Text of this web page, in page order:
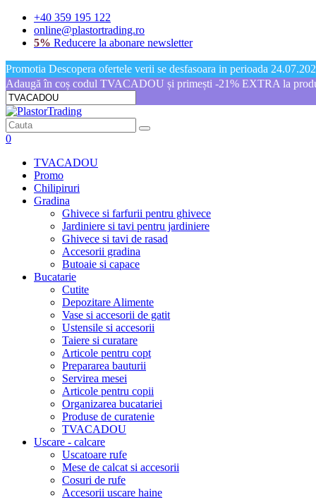
+40 359 195 122
online@plastortrading.ro
5% Reducere la abonare newsletter
Promotia Descopera ofertele verii se desfasoara in perioada
Adaugă în coș codul TVACADOU și primești -21% EXTRA la
0
TVACADOU
Promo
Chilipiruri
Gradina
Ghivece si farfurii pentru ghivece
Jardiniere si tavi pentru jardiniere
Ghivece si tavi de rasad
Accesorii gradina
Butoaie si capace
Bucatarie
Cutite
Depozitare Alimente
Vase si accesorii de gatit
Ustensile si accesorii
Taiere si curatare
Articole pentru copt
Prepararea bauturii
Servirea mesei
Articole pentru copii
Organizarea bucatariei
Produse de curatenie
TVACADOU
Uscare - calcare
Uscatoare rufe
Mese de calcat si accesorii
Cosuri de rufe
Accesorii uscare haine